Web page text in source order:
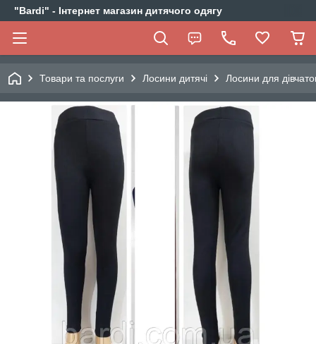
"Bardi" - Інтернет магазин дитячого одягу
Товари та послуги Лосини дитячі Лосини для